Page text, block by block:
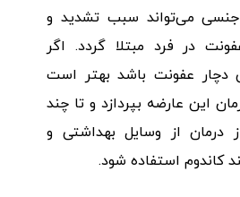
جنسی می‌تواند سبب تشدید و
در فرد مبتلا گردد. اگر
عفونت باشد بهتر است
این عارضه بپردازد و تا چند
از وسایل بهداشتی و
کاندوم استفاده شود.